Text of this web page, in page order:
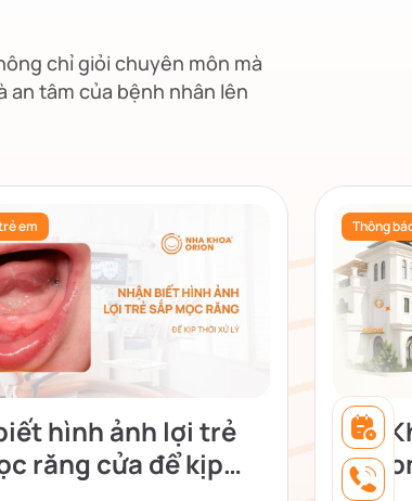
chỉ giỏi chuyên môn mà
an tâm của bệnh nhân lên
em
hình ảnh lợi trẻ
răng cửa để kịp
Thông
Nha